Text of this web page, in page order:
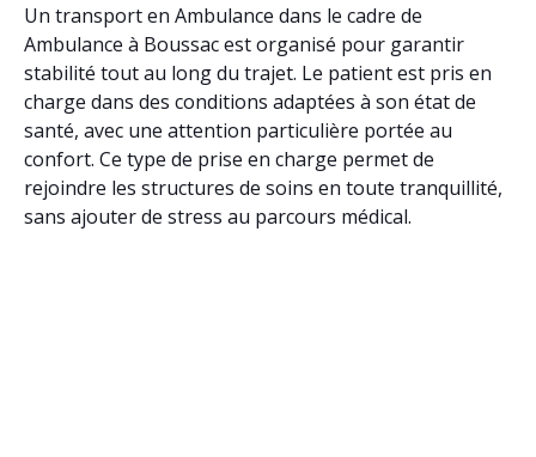
Un transport en Ambulance dans le cadre de
Ambulance à Boussac est organisé pour garantir
stabilité tout au long du trajet. Le patient est pris en
charge dans des conditions adaptées à son état de
santé, avec une attention particulière portée au
confort. Ce type de prise en charge permet de
rejoindre les structures de soins en toute tranquillité,
sans ajouter de stress au parcours médical.